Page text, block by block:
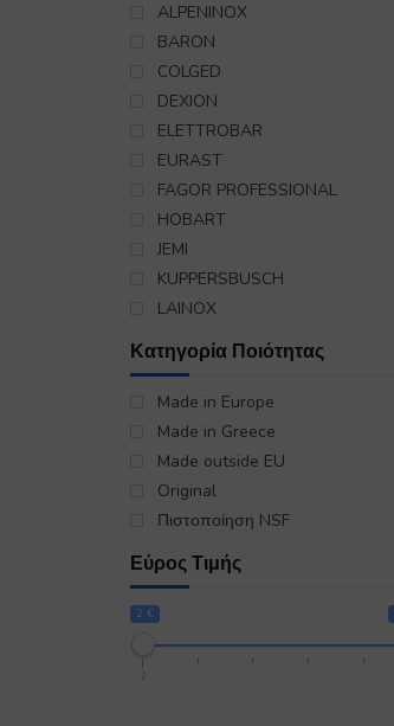
ALPENINOX
BARON
COLGED
DEXION
ELETTROBAR
EURAST
FAGOR PROFESSIONAL
HOBART
JEMI
KUPPERSBUSCH
LAINOX
LOHBERGER
MARENO
MBM
METOS
MODULAR
OLIS
PALUX
REPA ITALIA
SILKO
VOSS
Κατηγορία Ποιότητας
Made in Europe
Made in Greece
Made outside EU
Original
Πιστοποίηση NSF
Εύρος Τιμής
2 €
2